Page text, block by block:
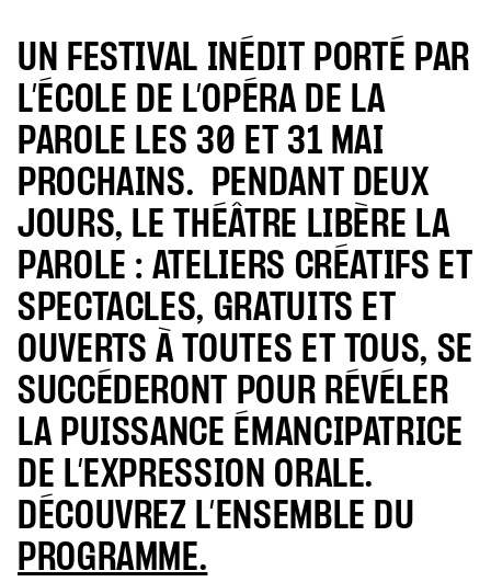
UN FESTIVAL INÉDIT PORTÉ PAR
L’ÉCOLE DE L’OPÉRA DE LA
PAROLE LES 30 ET 31 MAI
PROCHAINS. PENDANT DEUX
JOURS, LE THÉÂTRE LIBÈRE LA
PAROLE : ATELIERS CRÉATIFS ET
SPECTACLES, GRATUITS ET
OUVERTS À TOUTES ET TOUS, SE
SUCCÉDERONT POUR RÉVÉLER
LA PUISSANCE ÉMANCIPATRICE
DE L’EXPRESSION ORALE.
DÉCOUVREZ L’ENSEMBLE DU
PROGRAMME.